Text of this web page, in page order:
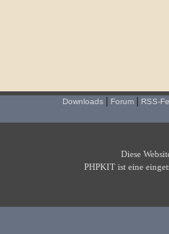
Downloads Forum RSS-
Diese
PHPKIT ist eine